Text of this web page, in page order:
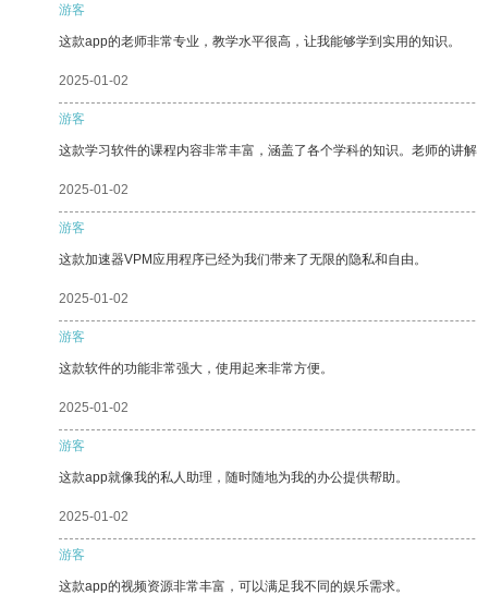
游客
这款app的老师非常专业，教学水平很高，让我能够学到实用的知识。
2025-01-02
游客
这款学习软件的课程内容非常丰富，涵盖了各个学科的知识。老师的讲
2025-01-02
游客
这款加速器VPM应用程序已经为我们带来了无限的隐私和自由。
2025-01-02
游客
这款软件的功能非常强大，使用起来非常方便。
2025-01-02
游客
这款app就像我的私人助理，随时随地为我的办公提供帮助。
2025-01-02
游客
这款app的视频资源非常丰富，可以满足我不同的娱乐需求。